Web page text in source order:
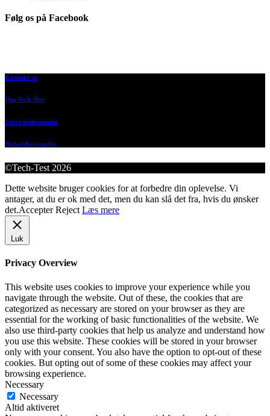
Følg os på Facebook
Kontakt os
Om Tech-Test
Vores bedømmelse
Nyhedsbrevsarkiv
©Tech-Test 2026
Dette website bruger cookies for at forbedre din oplevelse. Vi
antager, at du er ok med det, men du kan slå det fra, hvis du ønsker
det.Accepter Reject Læs mere
Luk
Privacy Overview
This website uses cookies to improve your experience while you
navigate through the website. Out of these, the cookies that are
categorized as necessary are stored on your browser as they are
essential for the working of basic functionalities of the website. We
also use third-party cookies that help us analyze and understand how
you use this website. These cookies will be stored in your browser
only with your consent. You also have the option to opt-out of these
cookies. But opting out of some of these cookies may affect your
browsing experience.
Necessary
Necessary
Altid aktiveret